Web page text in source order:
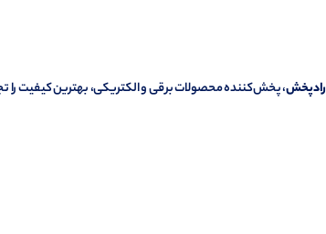
رادپخش، پخش‌کننده محصولات برقی و الکتریکی، بهترین کیفیت را